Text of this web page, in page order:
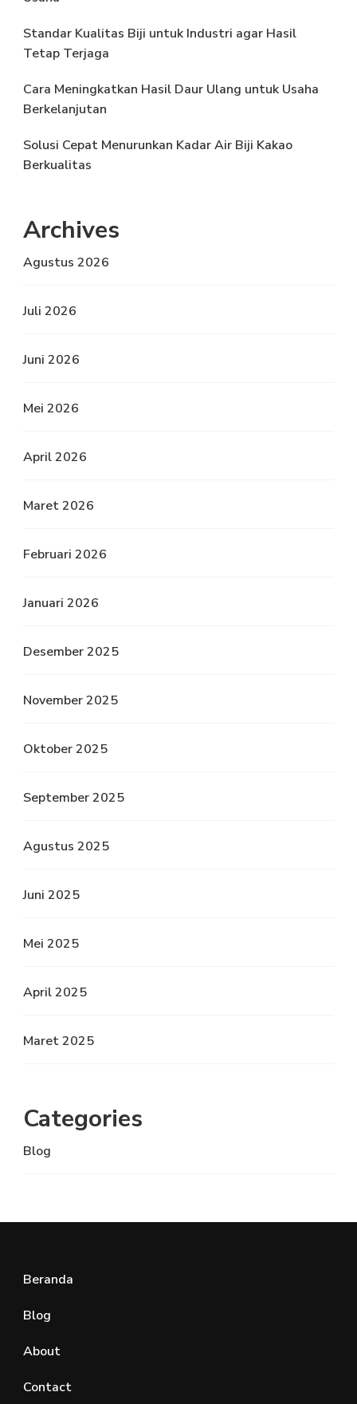
Standar Kualitas Biji untuk Industri agar Hasil
Tetap Terjaga
Cara Meningkatkan Hasil Daur Ulang untuk Usaha
Berkelanjutan
Solusi Cepat Menurunkan Kadar Air Biji Kakao
Berkualitas
Archives
Agustus 2026
Juli 2026
Juni 2026
Mei 2026
April 2026
Maret 2026
Februari 2026
Januari 2026
Desember 2025
November 2025
Oktober 2025
September 2025
Agustus 2025
Juni 2025
Mei 2025
April 2025
Maret 2025
Categories
Blog
Beranda
Blog
About
Contact